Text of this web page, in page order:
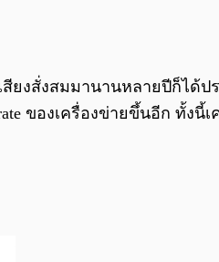
งสั่งสมมานานหลายปีก็ได้ป
ของเครื่องข่ายขึ้นอีก ทั้